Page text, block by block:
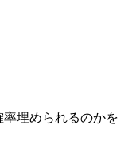
埋められるのかを